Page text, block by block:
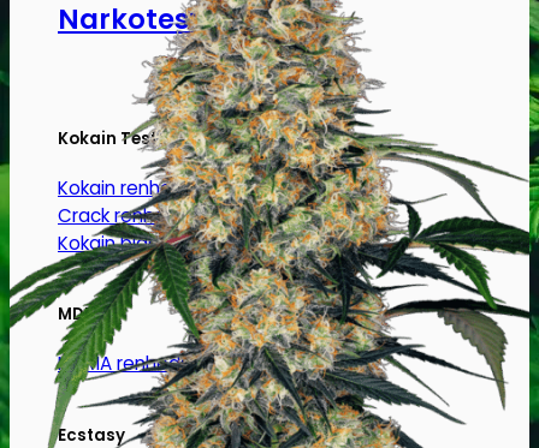
Narkotests
Kokain Tests
Kokain renhedhedstest
Crack renhedhedstest
Kokain blandingsmiddel test
MDMA
MDMA renhedstest
Ecstasy